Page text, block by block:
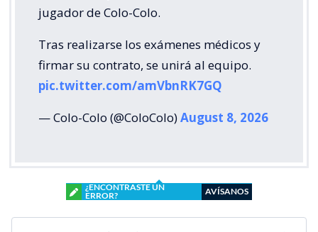
jugador de Colo-Colo.
Tras realizarse los exámenes médicos y
firmar su contrato, se unirá al equipo.
pic.twitter.com/amVbnRK7GQ
— Colo-Colo (@ColoColo)August 8, 2026
¿ENCONTRASTE UN
ERROR?
AVÍSANOS